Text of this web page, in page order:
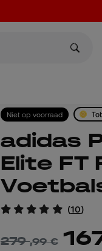
Niet op voorraad Tot
adidas Predator
Elite FT
(10)
279,99 €